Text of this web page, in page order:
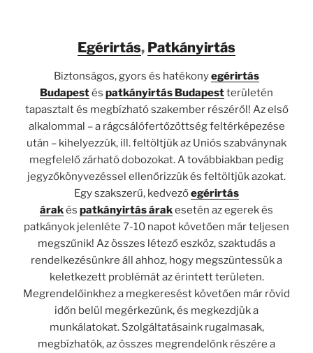
Egérirtás, Patkányirtás
Biztonságos, gyors és hatékonyegérirtás
Budapestés patkányirtás Budapestterületén
tapasztalt és megbízható szakember részéről! Az első
alkalommal – a rágcsálófertőzöttség feltérképezése
után – kihelyezzük, ill. feltöltjük az Uniós szabványnak
megfelelő zárható dobozokat. A továbbiakban pedig
jegyzőkönyvezéssel ellenőrizzük és feltöltjük azokat.
Egy szakszerű, kedvezőegérirtás
árakés patkányirtás árakesetén az egerek és
patkányok jelenléte 7-10 napot követően már teljesen
megszűnik! Az összes létező eszköz, szaktudás a
rendelkezésünkre áll ahhoz, hogy megszüntessük a
keletkezett problémát az érintett területen.
Megrendelőinkhez a megkeresést követően már rövid
időn belül megérkezünk, és megkezdjük a
munkálatokat. Szolgáltatásaink rugalmasak,
megbízhatók, az összes megrendelőnk részére a